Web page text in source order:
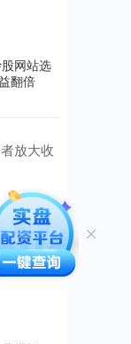
网站选
翻倍
放大收
您投资